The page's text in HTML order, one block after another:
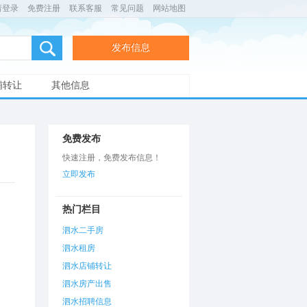
登录 免费注册 联系客服 常见问题 网站地图
发布信息
转让 其他信息
免费发布
快速注册，免费发布信息！
立即发布
热门栏目
泗水二手房
泗水租房
泗水店铺转让
泗水房产出售
泗水招聘信息